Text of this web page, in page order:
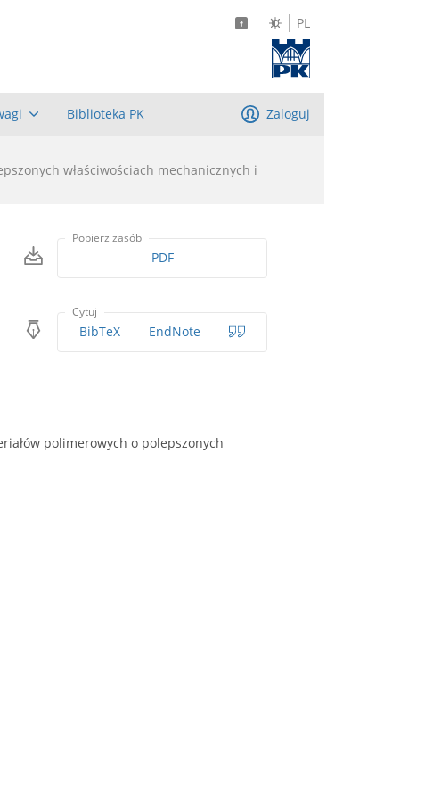
PL
Biblioteka PK Zaloguj
właściwościach mechanicznych i
Pobierz zasób
PDF
Cytuj
BibTeX EndNote
polimerowych o polepszonych